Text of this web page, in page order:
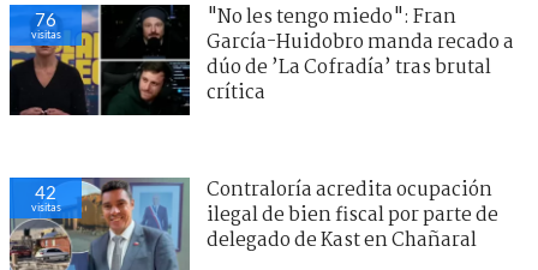
76
visitas
"No les tengo miedo": Fran
García-Huidobro manda recado a
dúo de ’La Cofradía’ tras brutal
crítica
41
visitas
El millonario negocio de la
jurisprudencia: la pugna entre
Poder Judicial y firma que acusa